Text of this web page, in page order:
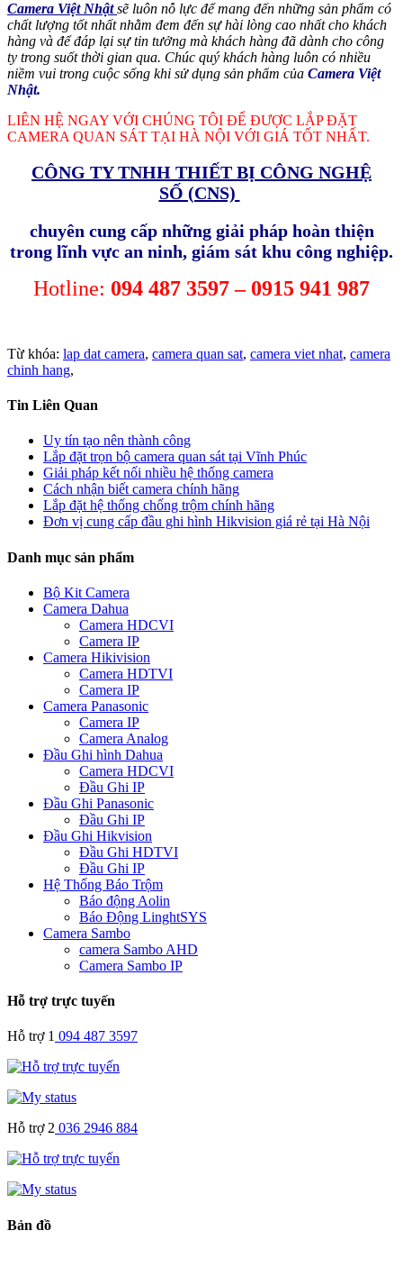
Camera Việt Nhậtsẽ luôn nỗ lực để mang đến những sản phẩm có
chất lượng tốt nhất nhằm đem đến sự hài lòng cao nhất cho khách
hàng và để đáp lại sự tin tưởng mà khách hàng đã dành cho công
ty trong suốt thời gian qua. Chúc quý khách hàng luôn có nhiều
niềm vui trong cuộc sống khi sử dụng sản phẩm của Camera Việt
Nhật.
LIÊN HỆ NGAY VỚI CHÚNG TÔI ĐỂ ĐƯỢC LẮP ĐẶT
CAMERA QUAN SÁT TẠI HÀ NỘI VỚI GIÁ TỐT NHẤT.
CÔNG TY TNHH THIẾT BỊ CÔNG NGHỆ
SỐ (CNS)
chuyên cung cấp những giải pháp hoàn thiện
trong lĩnh vực an ninh, giám sát khu công nghiệp.
Hotline: 094 487 3597 – 0915 941 987
Từ khóa: lap dat camera, camera quan sat, camera viet nhat, camera
chinh hang,
Tin Liên Quan
Uy tín tạo nên thành công
Lắp đặt trọn bộ camera quan sát tại Vĩnh Phúc
Giải pháp kết nối nhiều hệ thống camera
Cách nhận biết camera chính hãng
Lắp đặt hệ thống chống trộm chính hãng
Đơn vị cung cấp đầu ghi hình Hikvision giá rẻ tại Hà Nội
Danh mục sản phẩm
Bộ Kit Camera
Camera Dahua
Camera HDCVI
Camera IP
Camera Hikivision
Camera HDTVI
Camera IP
Camera Panasonic
Camera IP
Camera Analog
Đầu Ghi hình Dahua
Camera HDCVI
Đầu Ghi IP
Đầu Ghi Panasonic
Đầu Ghi IP
Đầu Ghi Hikvision
Đầu Ghi HDTVI
Đầu Ghi IP
Hệ Thống Báo Trộm
Báo động Aolin
Báo Động LinghtSYS
Camera Sambo
camera Sambo AHD
Camera Sambo IP
Hỗ trợ trực tuyến
Hỗ trợ 1 094 487 3597
Hỗ trợ 2 036 2946 884
Bản đồ